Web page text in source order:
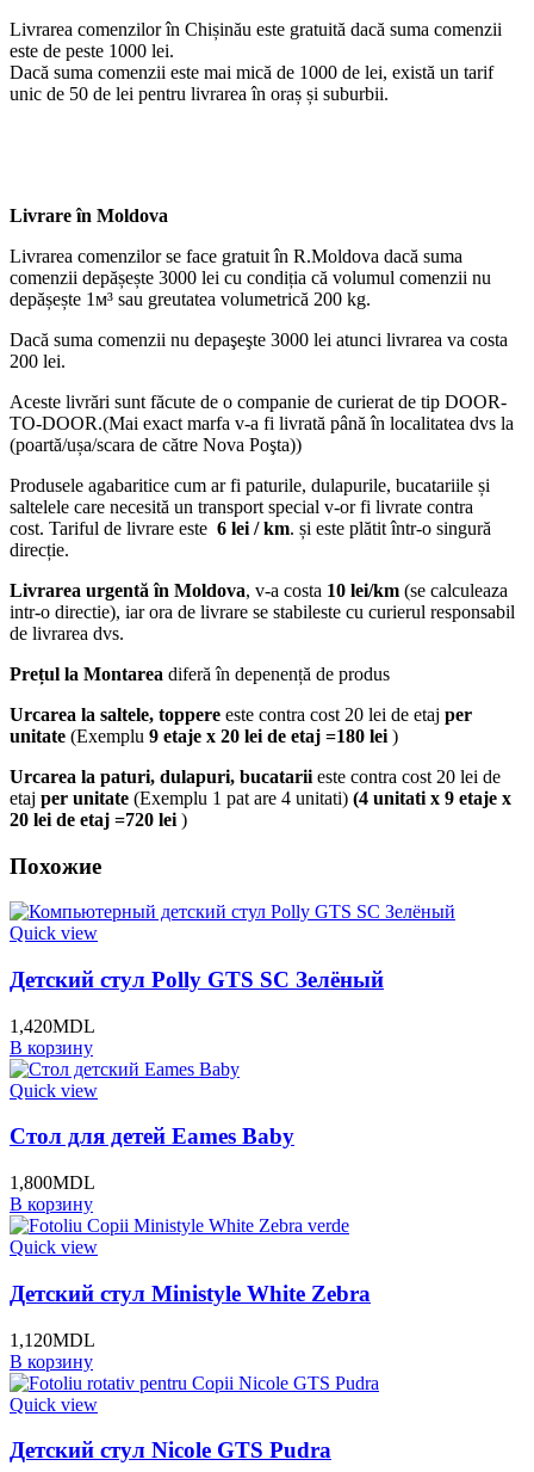
Livrarea comenzilor în Chișinău este gratuită dacă suma comenzii
este de peste 1000 lei.
Dacă suma comenzii este mai mică de 1000 de lei, există un tarif
unic de 50 de lei pentru livrarea în oraș și suburbii.
Livrare în Moldova
Livrarea comenzilor se face gratuit în R.Moldova dacă suma
comenzii depășește 3000 lei cu condiția că volumul comenzii nu
depășește 1м³ sau greutatea volumetrică 200 kg.
Dacă suma comenzii nu depaşeşte 3000 lei atunci livrarea va costa
200 lei.
Aceste livrări sunt făcute de o companie de curierat de tip DOOR-
TO-DOOR.(Mai exact marfa v-a fi livrată până în localitatea dvs la
(poartă/ușa/scara de către Nova Poşta))
Produsele agabaritice cum ar fi paturile, dulapurile, bucatariile și
saltelele care necesită un transport special v-or fi livrate contra
cost. Tariful de livrare este 6 lei / km. și este plătit într-o singură
direcție.
Livrarea urgentă în Moldova, v-a costa 10 lei/km (se calculeaza
intr-o directie), iar ora de livrare se stabileste cu curierul responsabil
de livrarea dvs.
Prețul la Montarea diferă în depenență de produs
Urcarea la saltele, toppere este contra cost 20 lei de etaj per
unitate (Exemplu 9 etaje x 20 lei de etaj =180 lei )
Urcarea la paturi, dulapuri, bucatarii este contra cost 20 lei de
etaj per unitate (Exemplu 1 pat are 4 unitati) (4 unitati x 9 etaje x
20 lei de etaj =720 lei )
Похожие
Quick view
Детский стул Polly GTS SC Зелёный
1,420MDL
В корзину
Quick view
Стол для детей Eames Baby
1,800MDL
В корзину
Quick view
Детский стул Ministyle White Zebra
1,120MDL
В корзину
Quick view
Детский стул Nicole GTS Pudra